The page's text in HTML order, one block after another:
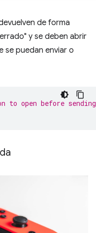
de forma
y se deben abrir
se puedan enviar o
to open before